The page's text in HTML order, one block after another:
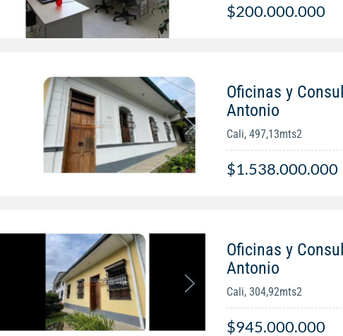
$200.000.000
Oficinas y
Antonio
Cali, 497,13mts2
$1.538.000.000
Oficinas y
Antonio
Cali, 304,92mts2
$945.000.000